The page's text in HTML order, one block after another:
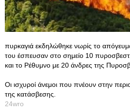
πυρκαγιά εκδηλώθηκε νωρίς το
του έσπευσαν στο σημείο 10
και το Ρέθυμνο με 20 άνδρες της
Οι ισχυροί άνεμοι που πνέουν στην
της κατάσβεσης.
24wro